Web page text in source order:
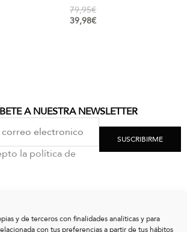
y de terceros con finalidades analíticas y para
con tus preferencias a partir de tus hábitos
79,95€
39,98€
A NUESTRA NEWSLETTER
la política de
SUSCRIBIRME